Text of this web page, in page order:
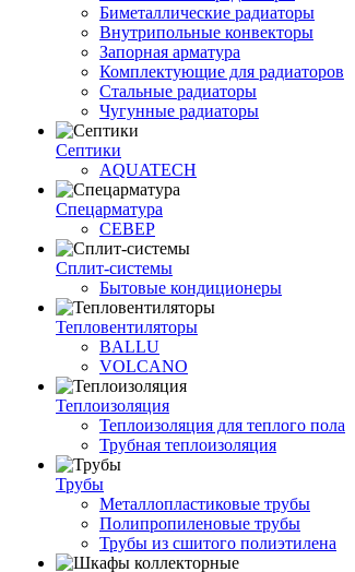
Биметаллические радиаторы
Внутрипольные конвекторы
Запорная арматура
Комплектующие для радиаторов
Стальные радиаторы
Чугунные радиаторы
Септики
AQUATECH
Спецарматура
СЕВЕР
Сплит-системы
Бытовые кондиционеры
Тепловентиляторы
BALLU
VOLCANO
Теплоизоляция
Теплоизоляция для теплого пола
Трубная теплоизоляция
Трубы
Металлопластиковые трубы
Полипропиленовые трубы
Трубы из сшитого полиэтилена